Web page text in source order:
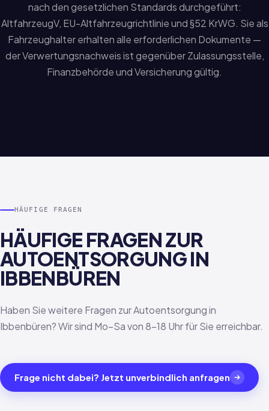
nach den gesetzlichen Standards durchgeführt:
AltfahrzeugV, EU-Altfahrzeugrichtlinie und §52 KrWG. Sie als
Fahrzeughalter erhalten alle erforderlichen Dokumente —
der Verwertungsnachweis ist gegenüber Zulassungsstelle,
Finanzbehörde und Versicherung gültig.
HÄUFIGE FRAGEN
HÄUFIGE FRAGEN ZUR
AUTOENTSORGUNG IN
IBBENBÜREN
Haben Sie weitere Fragen zur Autoentsorgung in
Ibbenbüren? Wir sind Mo–Sa von 8–18 Uhr für Sie erreichbar.
Frage nicht dabei? Jetzt unverbindlich anfragen